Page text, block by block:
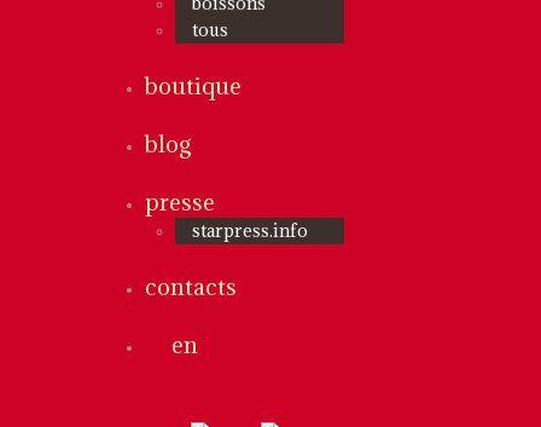
tous
boutique
blog
presse
starpress.info
contacts
en